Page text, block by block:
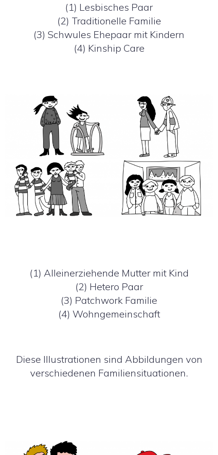
(1) Lesbisches Paar
(2) Traditionelle Familie
(3) Schwules Ehepaar mit Kindern
(4) Kinship Care
(1) Alleinerziehende Mutter mit Kind
(2) Hetero Paar
(3) Patchwork Familie
(4) Wohngemeinschaft
Diese Illustrationen sind Abbildungen von
verschiedenen Familiensituationen.